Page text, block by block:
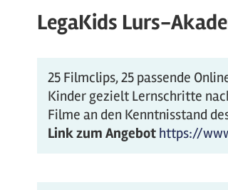
LegaKids Lurs-
25 Filmclips, 25 passende
Kinder gezielt Lernschritte
Filme an den Kenntnisstand
Link zum Angebot https://